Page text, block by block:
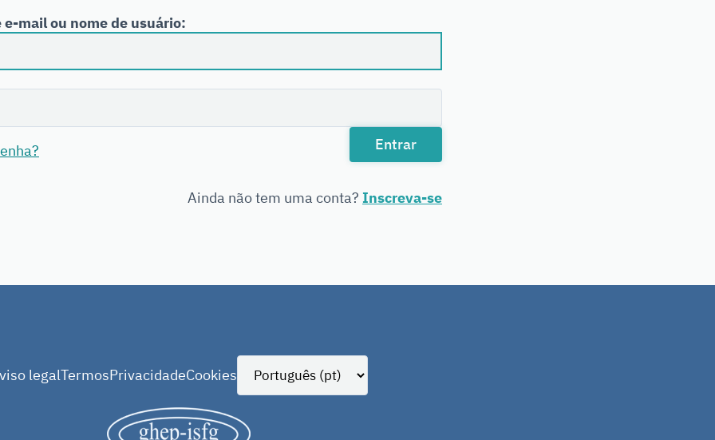
e-mail ou nome de usuário:
Entrar
Ainda não tem uma conta? Inscreva-se
legalTermosPrivacidadeCookies